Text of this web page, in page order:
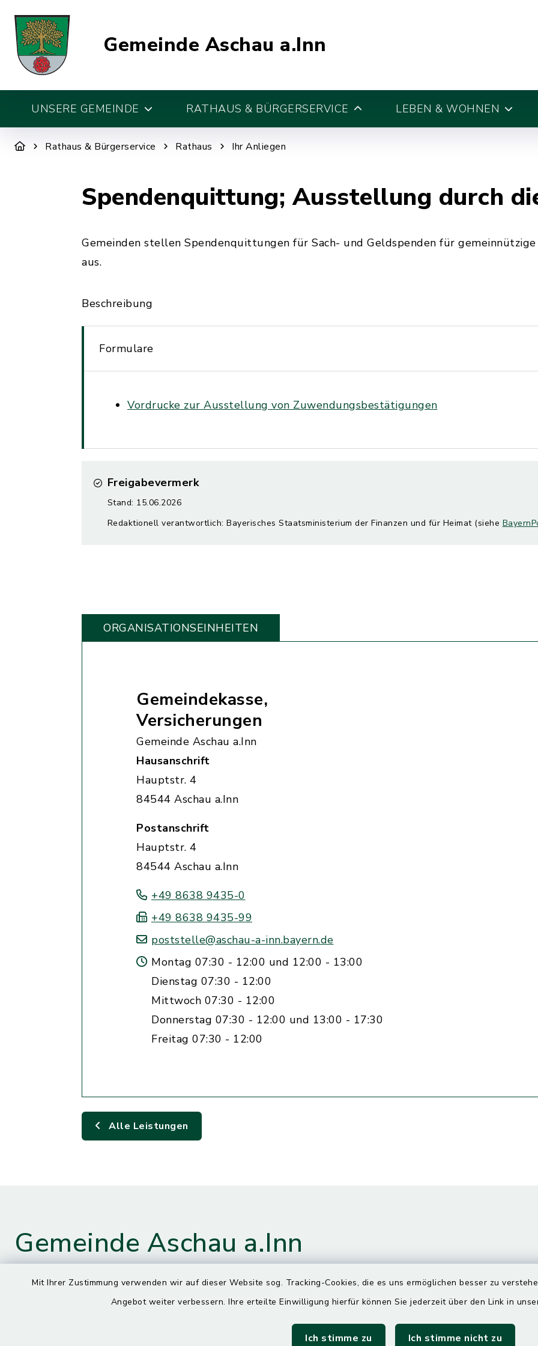
Mit Ihrer Zustimmung verwenden wir auf dieser Website sog. Tracking-Cookies, die es uns ermöglichen besser zu
Angebot weiter verbessern. Ihre erteilte Einwilligung hierfür können Sie jederzeit über den Link in
Ich stimme zu Ich stimme nicht zu
Gemeinde Aschau a.Inn
UNSERE GEMEINDE RATHAUS & BÜRGERSERVICE LEBEN & WOHNEN
Rathaus & Bürgerservice Rathaus Ihr Anliegen
Spendenquittung; Ausstellung durch
Gemeinden stellen Spendenquittungen für Sach- und Geldspenden für
aus.
Beschreibung
Formulare
Vordrucke zur Ausstellung von Zuwendungsbestätigungen
Freigabevermerk
Stand: 15.06.2026
Redaktionell verantwortlich: Bayerisches Staatsministerium der Finanzen und für Heimat (siehe
ORGANISATIONS­EINHEITEN
Gemeindekasse,
Versicherungen
Gemeinde Aschau a.Inn
Hausanschrift
Hauptstr. 4
84544 Aschau a.Inn
Postanschrift
Hauptstr. 4
84544 Aschau a.Inn
+49 8638 9435-0
+49 8638 9435-99
poststelle@aschau-a-inn.bayern.de
Montag 07:30 - 12:00 und 12:00 - 13:00
Dienstag 07:30 - 12:00
Mittwoch 07:30 - 12:00
Donnerstag 07:30 - 12:00 und 13:00 - 17:30
Freitag 07:30 - 12:00
Alle Leistungen
Gemeinde Aschau a.Inn
Kontaktdaten Öffnungszeiten